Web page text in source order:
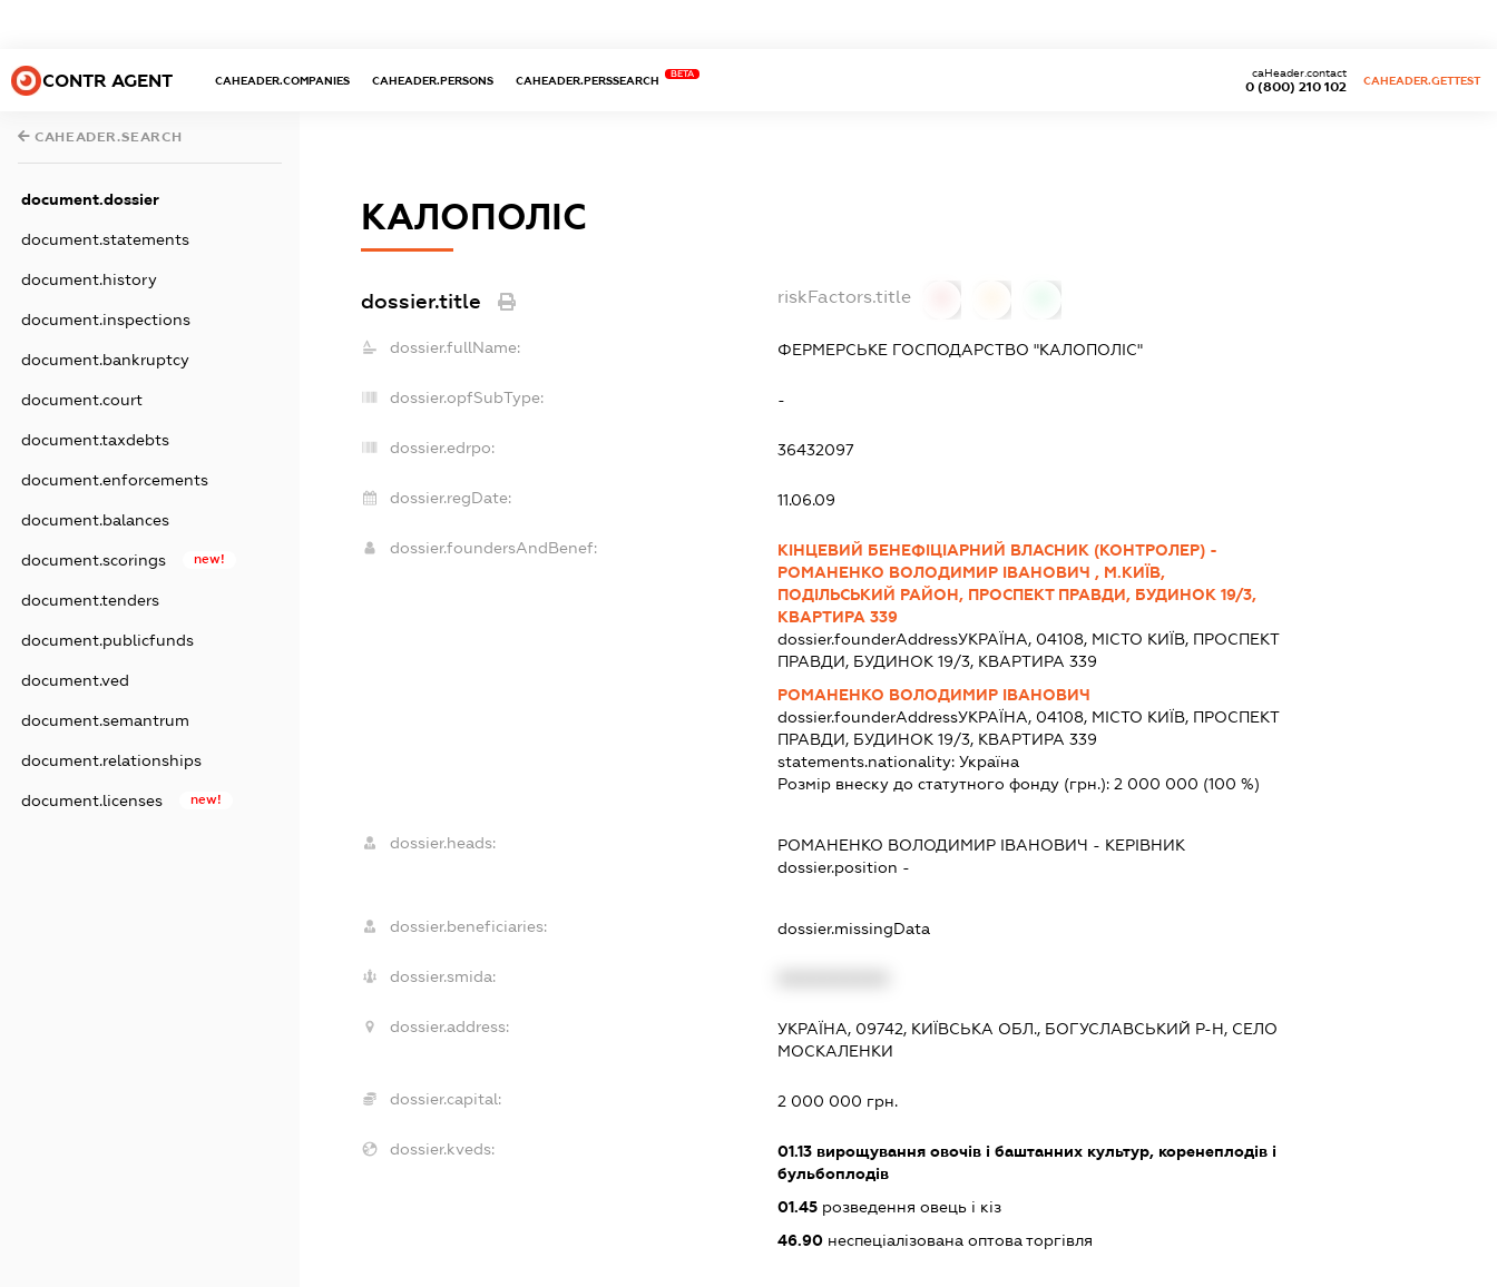
CONTR AGENT CAHEADER.COMPANIES CAHEADER.PERSONS CAHEADER.PERSSEARCH
BETA
0 (800) 210 102
caHeader.contact
CAHEADER.GETTEST
CAHEADER.SEARCH
document.dossier
document.statements
document.history
document.inspections
document.bankruptcy
document.court
document.taxdebts
document.enforcements
document.balances
document.scorings new!
document.tenders
document.publicfunds
document.ved
document.semantrum
document.relationships
document.licenses new!
КАЛОПОЛІС
dossier.title riskFactors.title
dossier.fullName: ФЕРМЕРСЬКЕ ГОСПОДАРСТВО "КАЛОПОЛІС"
dossier.opfSubType: -
dossier.edrpo: 36432097
dossier.regDate: 11.06.09
dossier.foundersAndBenef:
КІНЦЕВИЙ БЕНЕФІЦІАРНИЙ ВЛАСНИК (КОНТРОЛЕР) -
РОМАНЕНКО ВОЛОДИМИР ІВАНОВИЧ , М.КИЇВ,
ПОДІЛЬСЬКИЙ РАЙОН, ПРОСПЕКТ ПРАВДИ, БУДИНОК 19/3,
КВАРТИРА 339
dossier.founderAddressУКРАЇНА, 04108, МІСТО КИЇВ, ПРОСПЕКТ
ПРАВДИ, БУДИНОК 19/3, КВАРТИРА 339
РОМАНЕНКО ВОЛОДИМИР ІВАНОВИЧ
dossier.founderAddressУКРАЇНА, 04108, МІСТО КИЇВ, ПРОСПЕКТ
ПРАВДИ, БУДИНОК 19/3, КВАРТИРА 339
statements.nationality: Україна
Розмір внеску до статутного фонду (грн.): 2 000 000 (100 %)
dossier.heads: РОМАНЕНКО ВОЛОДИМИР ІВАНОВИЧ - КЕРІВНИК
dossier.position -
dossier.beneficiaries: dossier.missingData
dossier.smida:
dossier.address:
УКРАЇНА, 09742, КИЇВСЬКА ОБЛ., БОГУСЛАВСЬКИЙ Р-Н, СЕЛО
МОСКАЛЕНКИ
dossier.capital: 2 000 000 грн.
dossier.kveds: 01.13вирощування овочів і баштанних культур, коренеплодів і
бульбоплодів
01.45розведення овець і кіз
46.90неспеціалізована оптова торгівля